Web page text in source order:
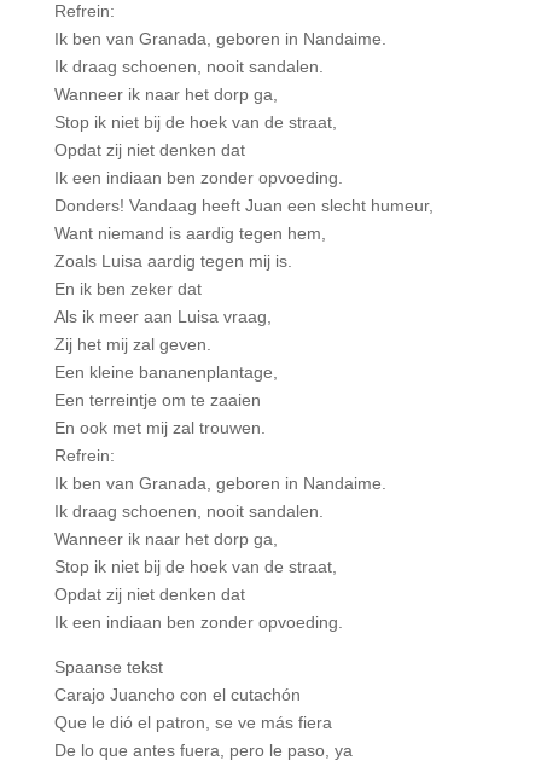
Refrein:
Ik ben van Granada, geboren in Nandaime.
Ik draag schoenen, nooit sandalen.
Wanneer ik naar het dorp ga,
Stop ik niet bij de hoek van de straat,
Opdat zij niet denken dat
Ik een indiaan ben zonder opvoeding.
Donders! Vandaag heeft Juan een slecht humeur,
Want niemand is aardig tegen hem,
Zoals Luisa aardig tegen mij is.
En ik ben zeker dat
Als ik meer aan Luisa vraag,
Zij het mij zal geven.
Een kleine bananenplantage,
Een terreintje om te zaaien
En ook met mij zal trouwen.
Refrein:
Ik ben van Granada, geboren in Nandaime.
Ik draag schoenen, nooit sandalen.
Wanneer ik naar het dorp ga,
Stop ik niet bij de hoek van de straat,
Opdat zij niet denken dat
Ik een indiaan ben zonder opvoeding.
Spaanse tekst
Carajo Juancho con el cutachón
Que le dió el patron, se ve más fiera
De lo que antes fuera, pero le paso, ya